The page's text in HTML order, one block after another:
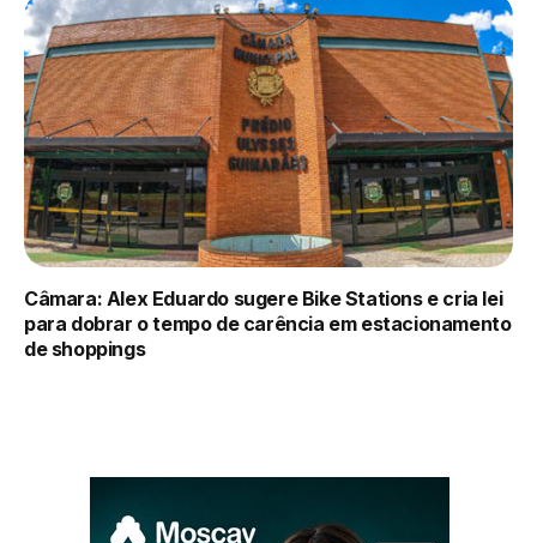
Câmara: Alex Eduardo sugere Bike Stations e cria lei
para dobrar o tempo de carência em estacionamento
de shoppings